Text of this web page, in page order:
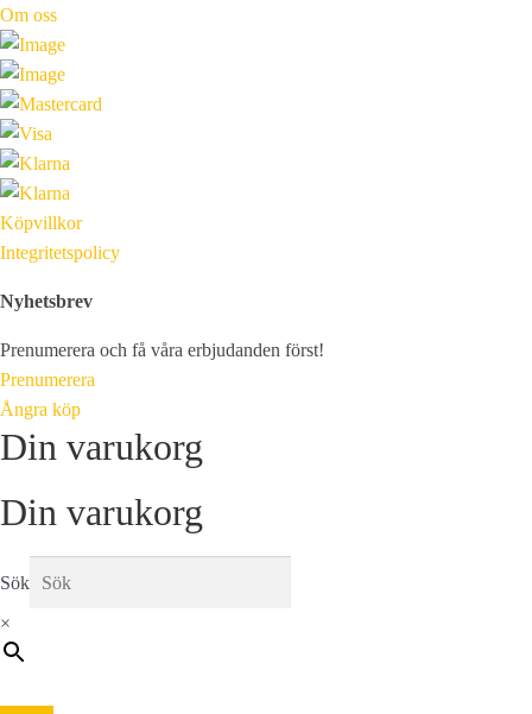
Om oss
Köpvillkor
Integritetspolicy
Nyhetsbrev
Prenumerera och få våra erbjudanden först!
Prenumerera
Ångra köp
Din varukorg
Din varukorg
Sök
×